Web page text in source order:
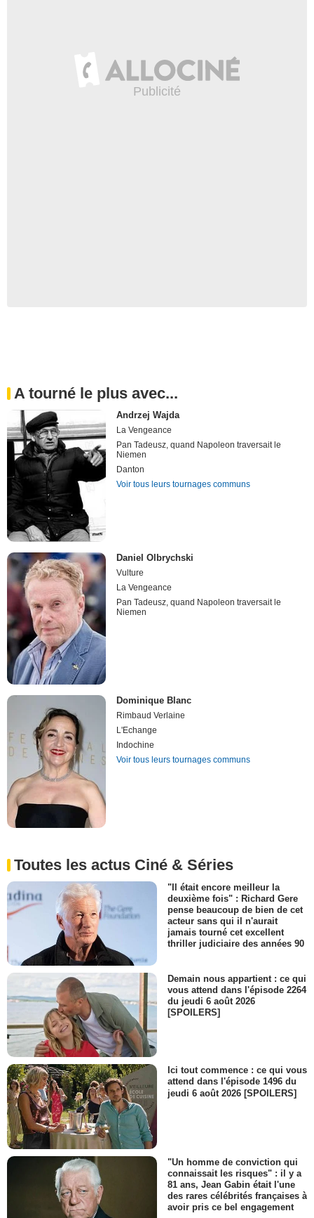
A tourné le plus avec...
Andrzej Wajda
La Vengeance
Pan Tadeusz, quand Napoleon traversait le
Niemen
Danton
Voir tous leurs tournages communs
Daniel Olbrychski
Vulture
La Vengeance
Pan Tadeusz, quand Napoleon traversait le
Niemen
Dominique Blanc
Rimbaud Verlaine
L'Echange
Indochine
Voir tous leurs tournages communs
Toutes les actus Ciné & Séries
"Il était encore meilleur la
deuxième fois" : Richard Gere
pense beaucoup de bien de cet
acteur sans qui il n'aurait
jamais tourné cet excellent
thriller judiciaire des années 90
Demain nous appartient : ce qui
vous attend dans l'épisode 2264
du jeudi 6 août 2026
[SPOILERS]
Ici tout commence : ce qui vous
attend dans l'épisode 1496 du
jeudi 6 août 2026 [SPOILERS]
"Un homme de conviction qui
connaissait les risques" : il y a
81 ans, Jean Gabin était l'une
des rares célébrités françaises à
avoir pris ce bel engagement